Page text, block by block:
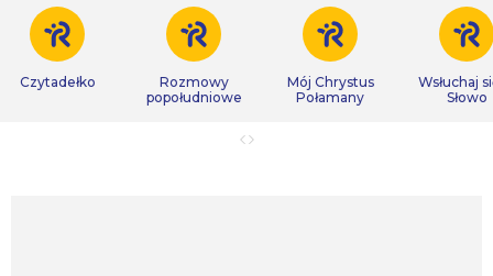
Czytadełko
Rozmowy
popołudniowe
Mój Chrystus
Połamany
Wsłuchaj
Słowo